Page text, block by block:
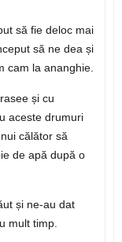
să fie deloc mai
să ne dea și
cam la ananghie.
și cu
aceste drumuri
călător să
de apă după o
și ne-au dat
mult timp.